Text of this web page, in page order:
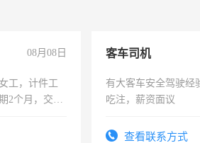
08月08日
工，计件工
2个月，交五
客车司机
有大客车安全驾驶经
吃注，薪资面议
查看联系方式